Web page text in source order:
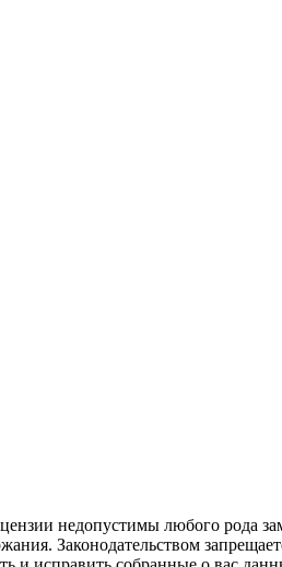
недопустимы любого рода
Законодательством